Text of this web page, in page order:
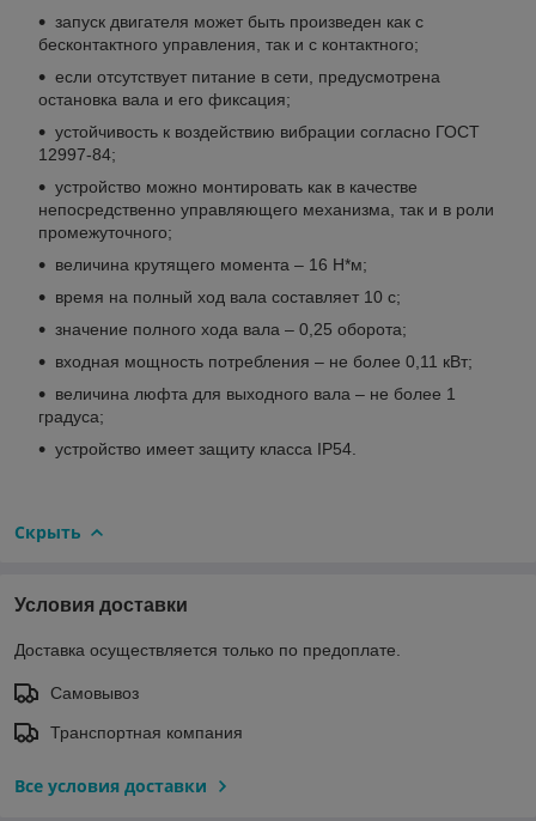
запуск двигателя может быть произведен как с
бесконтактного управления, так и с контактного;
если отсутствует питание в сети, предусмотрена
остановка вала и его фиксация;
устойчивость к воздействию вибрации согласно ГОСТ
12997-84;
устройство можно монтировать как в качестве
непосредственно управляющего механизма, так и в роли
промежуточного;
величина крутящего момента – 16 Н*м;
время на полный ход вала составляет 10 с;
значение полного хода вала – 0,25 оборота;
входная мощность потребления – не более 0,11 кВт;
величина люфта для выходного вала – не более 1
градуса;
устройство имеет защиту класса IP54.
Скрыть
Условия доставки
Доставка осуществляется только по предоплате.
Самовывоз
Транспортная компания
Все условия доставки